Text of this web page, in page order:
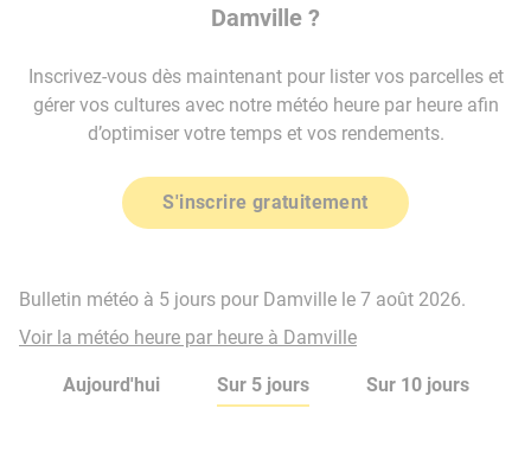
Damville ?
Inscrivez-vous dès maintenant pour lister vos parcelles et
gérer vos cultures avec notre météo heure par heure afin
d’optimiser votre temps et vos rendements.
S'inscrire gratuitement
Bulletin météo à 5 jours pour Damville le 7 août 2026.
Voir la météo heure par heure à Damville
Aujourd'hui Sur 5 jours Sur 10 jours